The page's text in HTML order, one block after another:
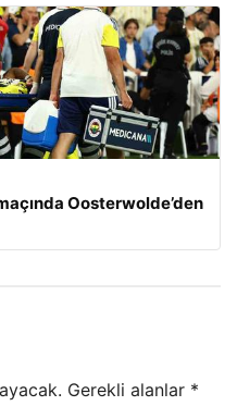
Oosterwolde’den
Gerekli alanlar *